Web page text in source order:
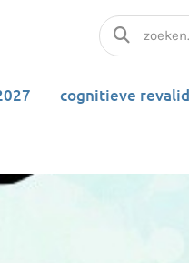
cognitieve